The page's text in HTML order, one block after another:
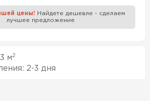
цены! Найдете дешевле - сделаем
лучшее предложение
м2
2-3 дня
Профилированный лист